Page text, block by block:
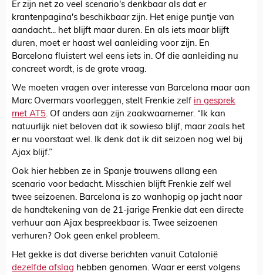
Er zijn net zo veel scenario's denkbaar als dat er
krantenpagina's beschikbaar zijn. Het enige puntje van
aandacht... het blijft maar duren. En als iets maar blijft
duren, moet er haast wel aanleiding voor zijn. En
Barcelona fluistert wel eens iets in. Of die aanleiding nu
concreet wordt, is de grote vraag.
We moeten vragen over interesse van Barcelona maar aan
Marc Overmars voorleggen, stelt Frenkie zelf in gesprek
met AT5. Of anders aan zijn zaakwaarnemer. “Ik kan
natuurlijk niet beloven dat ik sowieso blijf, maar zoals het
er nu voorstaat wel. Ik denk dat ik dit seizoen nog wel bij
Ajax blijf.”
Ook hier hebben ze in Spanje trouwens allang een
scenario voor bedacht. Misschien blijft Frenkie zelf wel
twee seizoenen. Barcelona is zo wanhopig op jacht naar
de handtekening van de 21-jarige Frenkie dat een directe
verhuur aan Ajax bespreekbaar is. Twee seizoenen
verhuren? Ook geen enkel probleem.
Het gekke is dat diverse berichten vanuit Catalonië
dezelfde afslag hebben genomen. Waar er eerst volgens